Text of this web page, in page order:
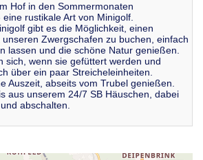
Hof in den Sommermonaten
rustikale Art von Minigolf.
gibt es die Möglichkeit, einen
Zwergschafen zu buchen, einfach
lassen und die schöne Natur genießen.
sich, wenn sie gefüttert werden und
über ein paar Streicheleinheiten.
Auszeit, abseits vom Trubel genießen.
aus unserem 24/7 SB Häuschen, dabei
abschalten.